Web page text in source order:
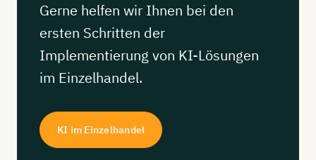
Gerne helfen wir Ihnen bei den
ersten Schritten der
Implementierung von KI-Lösungen
im Einzelhandel.
KI im Einzelhandel